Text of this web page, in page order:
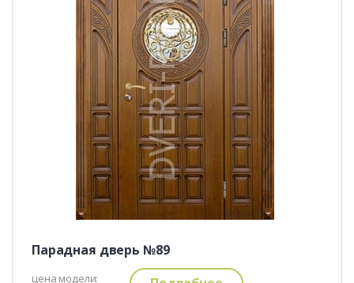
Парадная дверь №89
цена модели: